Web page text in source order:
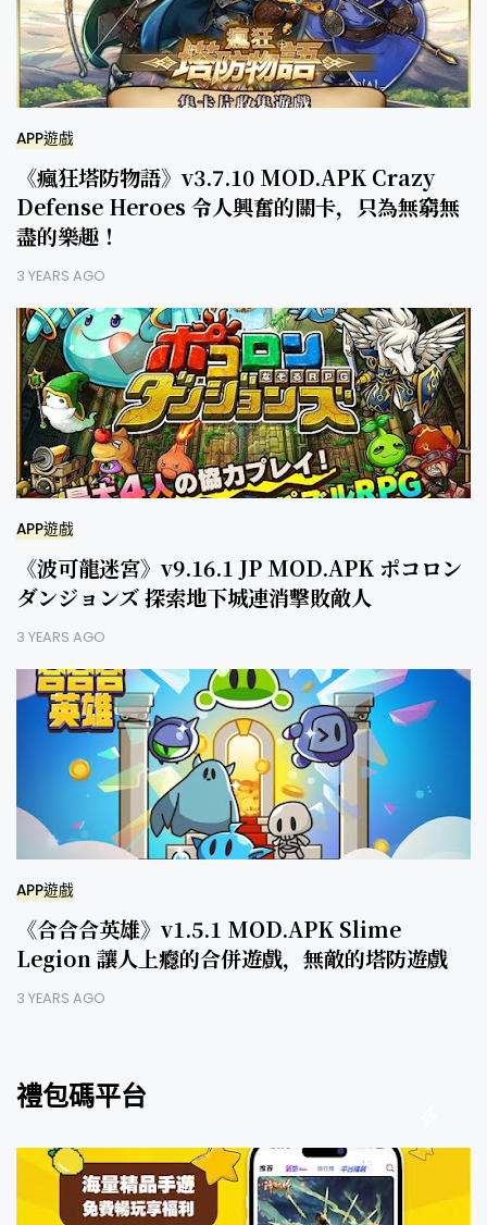
APP遊戲
《瘋狂塔防物語》v3.7.10 MOD.APK Crazy
Defense Heroes 令人興奮的關卡，只為無窮無
盡的樂趣！
3 YEARS AGO
APP遊戲
《波可龍迷宮》v9.16.1 JP MOD.APK ポコロン
ダンジョンズ 探索地下城連消擊敗敵人
3 YEARS AGO
APP遊戲
《合合合英雄》v1.5.1 MOD.APK Slime
Legion 讓人上癮的合併遊戲，無敵的塔防遊戲
3 YEARS AGO
禮包碼平台